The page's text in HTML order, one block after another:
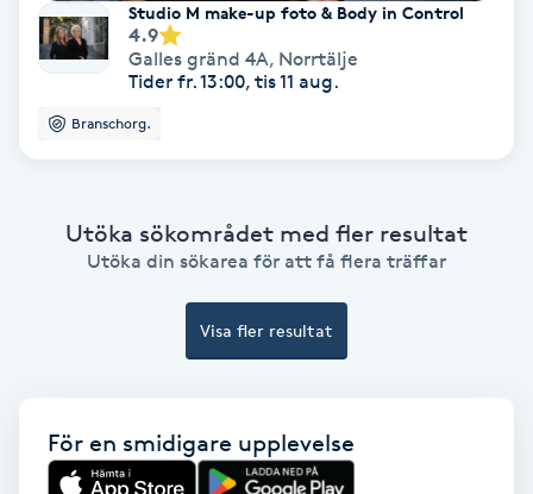
Mesoterapi
Mixfransar
Nagelförlängning gelé
Studio M make-up foto & Body in Control
4.9
Galles gränd 4A, Norrtälje
Tider fr. 13:00, tis 11 aug.
Branschorg.
Utöka sökområdet med fler resultat
Utöka din sökarea för att få flera träffar
Visa fler resultat
För en smidigare upplevelse